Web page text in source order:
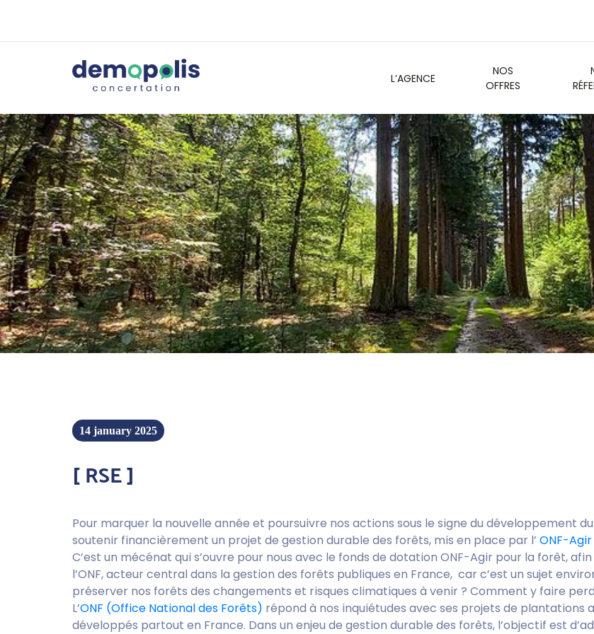
L’AGENCE
NOS
OFFRES
14 january 2025
[ RSE ]
Pour marquer la nouvelle année et poursuivre nos actions sous le signe du développement
soutenir financièrement un projet de gestion durable des forêts, mis en place par l’ ONF-
C’est un mécénat qui s’ouvre pour nous avec le fonds de dotation ONF-Agir pour la forêt,
l’ONF, acteur central dans la gestion des forêts publiques en France, car c’est un sujet
préserver nos forêts des changements et risques climatiques à venir ? Comment y faire
L’ONF (Office National des Forêts) répond à nos inquiétudes avec ses projets de
développés partout en France. Dans un enjeu de gestion durable des forêts, l’objectif est